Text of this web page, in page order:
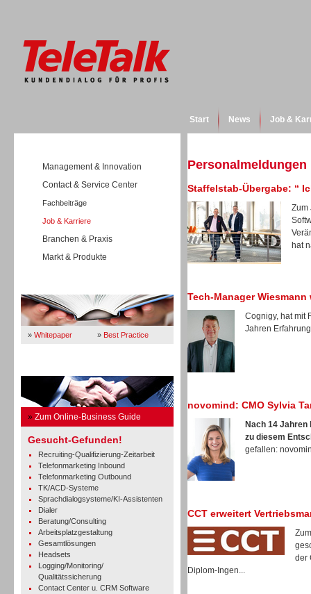
Start News Job &
Management & Innovation
Contact & Service Center
Fachbeiträge
Job & Karriere
Branchen & Praxis
Markt & Produkte
» Whitepaper » Best Practice
» Zum Online-Business Guide
Gesucht-Gefunden!
Recruiting-Qualifizierung-Zeitarbeit
Telefonmarketing Inbound
Telefonmarketing Outbound
TK/ACD-Systeme
Sprachdialogsysteme/KI-Assistenten
Dialer
Beratung/Consulting
Arbeitsplatzgestaltung
Gesamtlösungen
Headsets
Logging/Monitoring/
Qualitätssicherung
Contact Center u. CRM Software
Personalmeldungen
Staffelstab-Übergabe: “
Zum
hat
Tech-Manager
Cognigy, hat mit
Jahren
novomind: CMO Sylvia
Nach 14
zu diesem
gefallen:
CCT erweitert
der
Diplom-Ingen...